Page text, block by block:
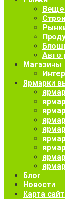
Авто
Магазины
Ярмарки
Блог
Новости
Карта